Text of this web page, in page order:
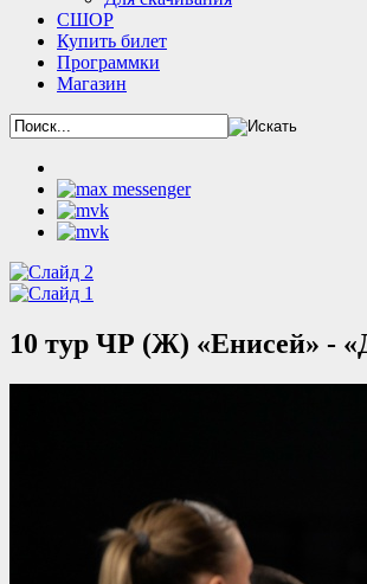
СШОР
Купить билет
Программки
Магазин
10 тур ЧР (Ж) «Енисей» -